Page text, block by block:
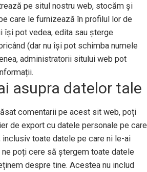
pe situl nostru web, stocăm și
care le furnizează în profilul lor de
își pot vedea, edita sau șterge
(dar nu își pot schimba numele
administratorii sitului web pot
asupra datelor tale
comentarii pe acest sit web, poți
de export cu datele personale pe care
toate datele pe care ni le-ai
ne poți cere să ștergem toate datele
despre tine. Acestea nu includ